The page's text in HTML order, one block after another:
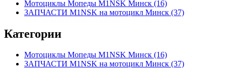
Мотоциклы Мопеды M1NSK Минск (16)
ЗАПЧАСТИ M1NSK на мотоцикл Минск (37)
Категории
Мотоциклы Мопеды M1NSK Минск (16)
ЗАПЧАСТИ M1NSK на мотоцикл Минск (37)